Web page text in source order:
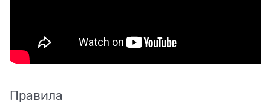
Правила